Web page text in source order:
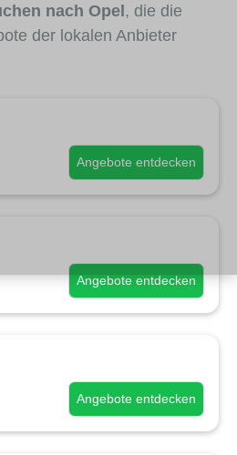
nach Opel, die die
der lokalen Anbieter
Angebote entdecken
Angebote entdecken
Angebote entdecken